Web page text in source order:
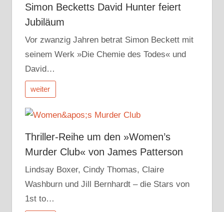
Simon Becketts David Hunter feiert
Jubiläum
Vor zwanzig Jahren betrat Simon Beckett mit
seinem Werk »Die Chemie des Todes« und
David…
weiter
Thriller-Reihe um den »Women’s
Murder Club« von James Patterson
Lindsay Boxer, Cindy Thomas, Claire
Washburn und Jill Bernhardt – die Stars von
1st to…